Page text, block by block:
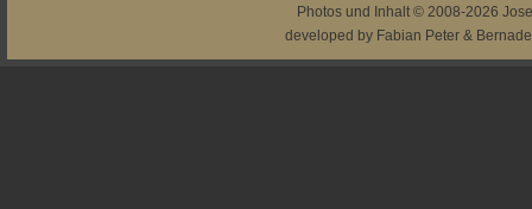
Photos und Inhalt © 2008-2026
developed by Fabian Peter &